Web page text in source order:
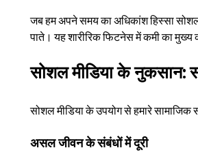
जब हम अपने समय का अधिकांश हिस्सा सोशल
पाते। यह शारीरिक फिटनेस में कमी का मुख्य
सोशल मीडिया के नुकसान:
सोशल मीडिया के उपयोग से हमारे सामाजिक
असल जीवन के संबंधों में दूरी